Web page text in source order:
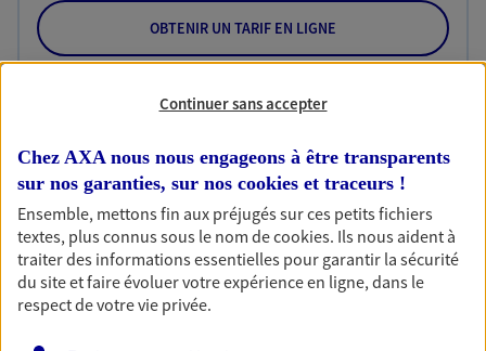
OBTENIR UN TARIF EN LIGNE
Garantie Accidents de la Vie
Bricoleuse, féru de jardinage, pâtissier en herbe
ou grande lectrice… personne n'est à l'abri d'un
accident du quotidien. Avec Ma Protection
Accident, protégez votre qualité de vie et vos
revenus.
Découvrir l'offre Garantie Accidents de la Vie
OBTENIR UN TARIF EN LIGNE
Continuer sans accepter
Chez AXA nous nous engageons à être transparents
sur nos garanties, sur nos cookies et traceurs !
Ensemble, mettons fin aux préjugés sur ces petits fichiers
textes, plus connus sous le nom decookies. Ils nous aident à
traiter des informations essentielles pour garantir la sécurité
du site et faire évoluer votre expérience en ligne, dans le
respect de votre vie privée.